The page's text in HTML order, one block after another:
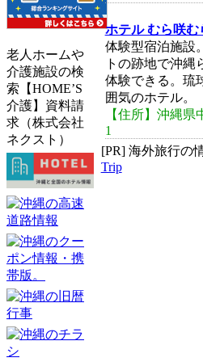
老人ホームや
介護施設の検
索【HOME’S
介護】資料請
求（株式会社
ネクスト）
ホテル むら咲む
体験型宿泊施設
トの跡地で沖縄
体験できる。琉
囲気のホテル。
【住所】沖縄県
1
[PR] 海外旅行の
Trip